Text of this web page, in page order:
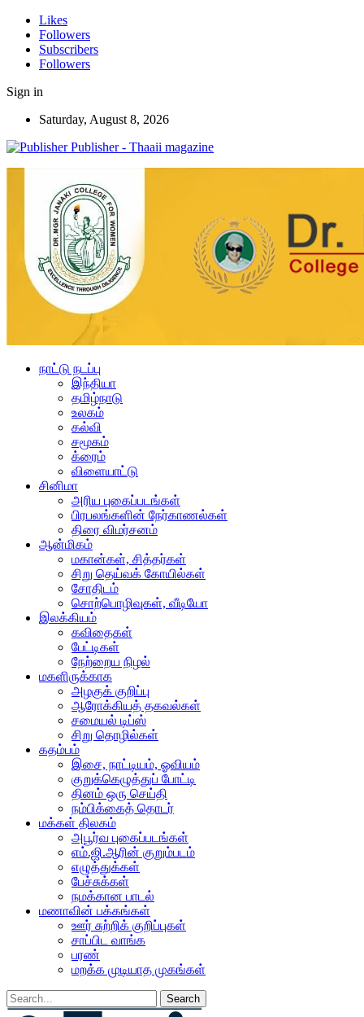
Likes
Followers
Subscribers
Followers
Sign in
Saturday, August 8, 2026
Publisher - Thaaii magazine
நாட்டு நடப்பு
இந்தியா
தமிழ்நாடு
உலகம்
கல்வி
சமூகம்
க்ரைம்
விளையாட்டு
சினிமா
அரிய புகைப்படங்கள்
பிரபலங்களின் நேர்காணல்கள்
திரை விமர்சனம்
ஆன்மிகம்
மகான்கள், சித்தர்கள்
சிறு தெய்வக் கோயில்கள்
சோதிடம்
சொற்பொழிவுகள், வீடியோ
இலக்கியம்
கவிதைகள்
பேட்டிகள்
நேற்றைய நிழல்
மகளிருக்காக
அழகுக் குறிப்பு
ஆரோக்கியத் தகவல்கள்
சமையல் டிப்ஸ்
சிறு தொழில்கள்
கதம்பம்
இசை, நாட்டியம், ஓவியம்
குறுக்கெழுத்துப் போட்டி
தினம் ஒரு செய்தி
நம்பிக்கைத் தொடர்
மக்கள் திலகம்
அபூர்வ புகைப்படங்கள்
எம்.ஜி.ஆரின் குறும்படம்
எழுத்துக்கள்
பேச்சுக்கள்
நமக்கான பாடல்
மணாவின் பக்கங்கள்
ஊர் சுற்றிக் குறிப்புகள்
சாப்பிட வாங்க
பரண்
மறக்க முடியாத முகங்கள்